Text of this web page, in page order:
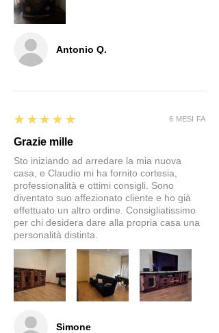
Antonio Q.
Simone
5
★★★★★
Grazie mille
Sto iniziando ad arredare la mia nuova
casa, e Claudio mi ha fornito cortesia,
professionalità e ottimi consigli. Sono
diventato suo affezionato cliente e ho già
effettuato un altro ordine. Consigliatissimo
per chi desidera dare alla propria casa una
personalità distinta.
6 MESI FA